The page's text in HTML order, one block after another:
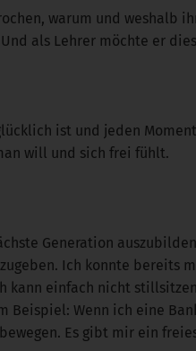
warum und weshalb
als Lehrer möchte er
ist und jeden
will und sich frei fühlt.
Generation
Ich konnte bereits
einfach nicht
Beispiel: Wenn ich eine
Es gibt mir ein